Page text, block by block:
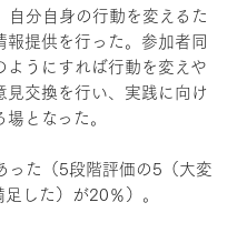
分自身の行動を変えるた
提供を行った。参加者同
うにすれば行動を変えや
交換を行い、実践に向け
となった。
った（5段階評価の5（大変
した）が20％）。